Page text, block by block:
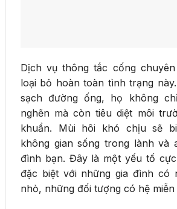
Dịch vụ thông tắc cống
loại bỏ hoàn toàn tình trạng
sạch đường ống, họ không
nghẽn mà còn tiêu diệt môi
khuẩn. Mùi hôi khó chịu sẽ
không gian sống trong lành và
đình bạn. Đây là một yếu tố
đặc biệt với những gia đình có
nhỏ, những đối tượng có hệ